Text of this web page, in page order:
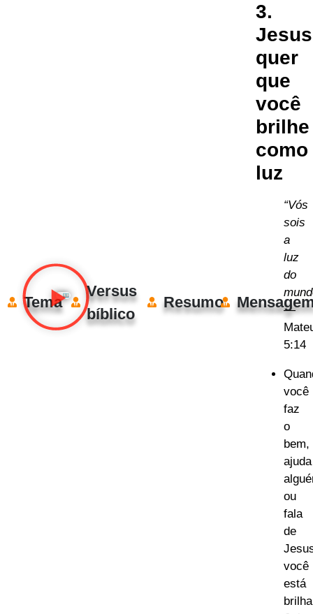
Tema
Versus
bíblico
Resumo
3.
Jesus
quer
que
você
brilhe
como
luz
“Vós
sois
a
luz
do
—
5:14
você
faz
o
bem,
ajuda
ou
fala
de
você
está